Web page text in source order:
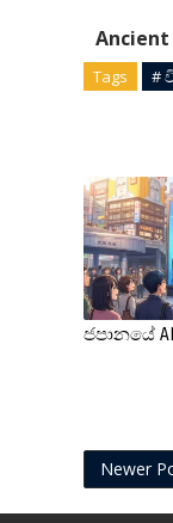
Tags #
ජපානයේ
Newer